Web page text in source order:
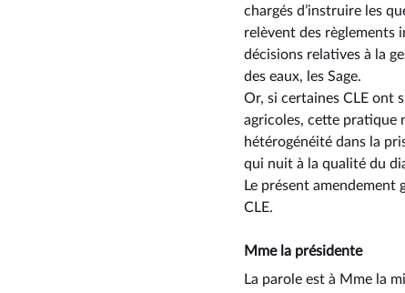
chargés d’instruire les
relèvent des règlements
décisions relatives à la
des eaux, les Sage.
Or, si certaines CLE ont
agricoles, cette pratique
hétérogénéité dans la
qui nuit à la qualité du
Le présent amendement
CLE.
Mme la présidente
La parole est à Mme la